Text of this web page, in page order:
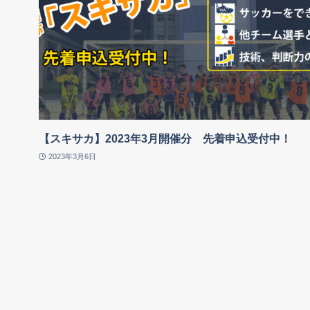
【スキサカ】2023年3月開催分 先着申込受付中！
2023年3月6日